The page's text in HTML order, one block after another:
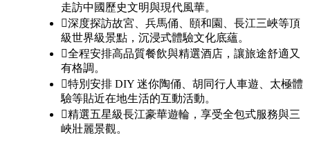
走訪中國歷史文明與現代風華。
深度探訪故宮、兵馬俑、頤和園、長江三峽等頂
級世界級景點，沉浸式體驗文化底蘊。
全程安排高品質餐飲與精選酒店，讓旅途舒適又
有格調。
特別安排 DIY 迷你陶俑、胡同行人車遊、太極體
驗等貼近在地生活的互動活動。
精選五星級長江豪華遊輪，享受全包式服務與三
峽壯麗景觀。